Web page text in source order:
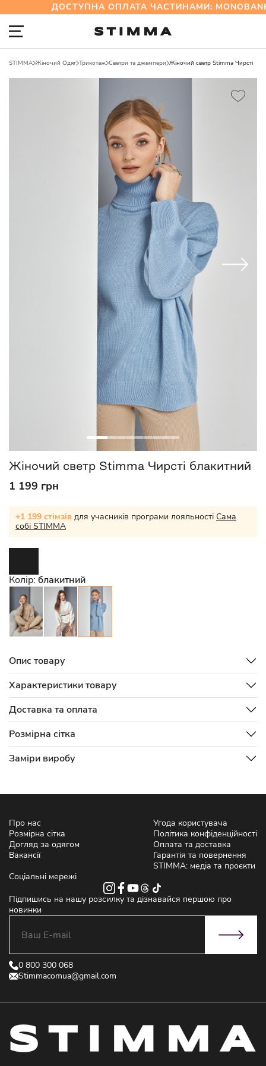
ДОСТУПНА ОПЛАТА ЧАСТИНАМИ:
STIMMA Жіночий Одяг Трикотаж Светри та джемпери Жіночий светр Stimma Чирсті
Жіночий светр Stimma Чирсті блакитний
1 199 грн
+1 199 стімзів для учасників програми лояльності Сама
собі STIMMA
Колір: блакитний
Опис товару
Характеристики товару
Доставка та оплата
Розмірна сітка
Заміри виробу
Про нас
Розмірна сітка
Догляд за одягом
Вакансії
Угода користувача
Політика конфіденційності
Оплата та доставка
Гарантія та повернення
STIMMA: медіа та проєкти
Соціальні мережі
Підпишись на нашу розсилку та дізнавайся першою про
новинки
0 800 300 068
Stimmacomua@gmail.com